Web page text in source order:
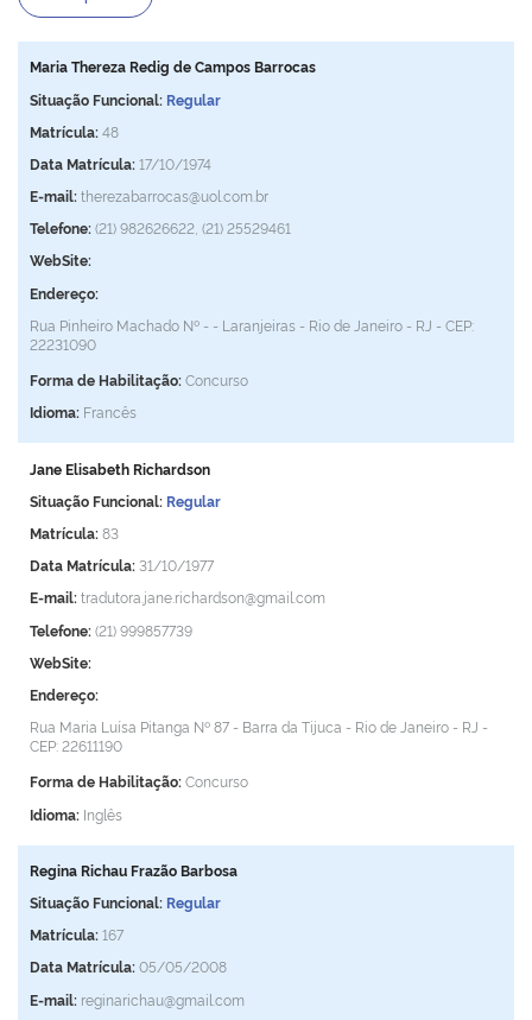
Maria Thereza Redig de Campos Barrocas
Situação Funcional: Regular
Matrícula:48
Data Matrícula:17/10/1974
E-mail:therezabarrocas@uol.com.br
Telefone:(21) 982626622, (21) 25529461
WebSite:
Endereço:
Rua Pinheiro Machado Nº - - Laranjeiras - Rio de Janeiro - RJ - CEP:
22231090
Forma de Habilitação:Concurso
Idioma: Francês
Jane Elisabeth Richardson
Situação Funcional: Regular
Matrícula:83
Data Matrícula:31/10/1977
E-mail:tradutora.jane.richardson@gmail.com
Telefone:(21) 999857739
WebSite:
Endereço:
Rua Maria Luísa Pitanga Nº 87 - Barra da Tijuca - Rio de Janeiro - RJ -
CEP: 22611190
Forma de Habilitação:Concurso
Idioma: Inglês
Regina Richau Frazão Barbosa
Situação Funcional: Regular
Matrícula:167
Data Matrícula:05/05/2008
E-mail: reginarichau@gmail.com